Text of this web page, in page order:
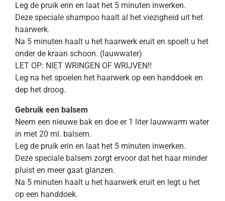
Leg de pruik erin en laat het 5 minuten inwerken.
Deze speciale shampoo haalt al het viezigheid uit het
haarwerk.
Na 5 minuten haalt u het haarwerk eruit en spoelt u het
onder de kraan schoon. (lauwwater)
LET OP: NIET WRINGEN OF WRIJVEN!!
Leg na het spoelen het haarwerk op een handdoek en
dep het droog.
Gebruik een balsem
Neem een nieuwe bak en doe er 1 liter lauwwarm water
in met 20 ml. balsem.
Leg de pruik erin en laat het 5 minuten inwerken.
Deze speciale balsem zorgt ervoor dat het haar minder
pluist en meer gaat glanzen.
Na 5 minuten haalt u het haarwerk eruit en legt u het
op een handdoek.